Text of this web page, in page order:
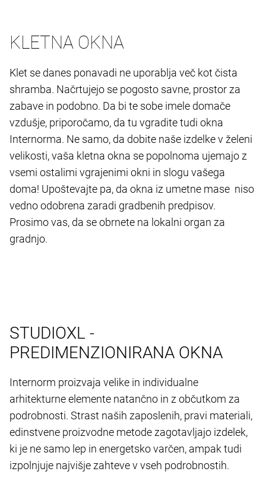
KLETNA OKNA
Klet se danes ponavadi ne uporablja več kot čista
shramba. Načrtujejo se pogosto savne, prostor za
zabave in podobno. Da bi te sobe imele domače
vzdušje, priporočamo, da tu vgradite tudi okna
Internorma. Ne samo, da dobite naše izdelke v želeni
velikosti, vaša kletna okna se popolnoma ujemajo z
vsemi ostalimi vgrajenimi okni in slogu vašega
doma! Upoštevajte pa, da okna iz umetne mase niso
vedno odobrena zaradi gradbenih predpisov.
Prosimo vas, da se obrnete na lokalni organ za
gradnjo.
STUDIOXL -
PREDIMENZIONIRANA OKNA
Internorm proizvaja velike in individualne
arhitekturne elemente natančno in z občutkom za
podrobnosti. Strast naših zaposlenih, pravi materiali,
edinstvene proizvodne metode zagotavljajo izdelek,
ki je ne samo lep in energetsko varčen, ampak tudi
izpolnjuje najvišje zahteve v vseh podrobnostih.